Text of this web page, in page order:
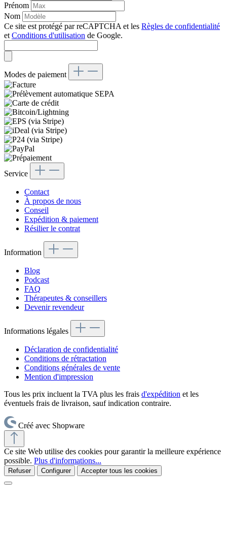
Prénom
Nom
Ce site est protégé par reCAPTCHA et les Règles de confidentialité
et Conditions d'utilisation de Google.
Modes de paiement
Service
Contact
À propos de nous
Conseil
Expédition & paiement
Résilier le contrat
Information
Blog
Podcast
FAQ
Thérapeutes & conseillers
Devenir revendeur
Informations légales
Déclaration de confidentialité
Conditions de rétractation
Conditions générales de vente
Mention d'impression
Tous les prix incluent la TVA plus les frais d'expédition et les
éventuels frais de livraison, sauf indication contraire.
Créé avec Shopware
Ce site Web utilise des cookies pour garantir la meilleure expérience
possible. Plus d'informations...
Refuser Configurer Accepter tous les cookies